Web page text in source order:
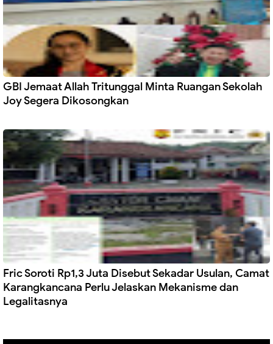
GBI Jemaat Allah Tritunggal Minta Ruangan Sekolah
Joy Segera Dikosongkan
Fric Soroti Rp1,3 Juta Disebut Sekadar Usulan, Camat
Karangkancana Perlu Jelaskan Mekanisme dan
Legalitasnya